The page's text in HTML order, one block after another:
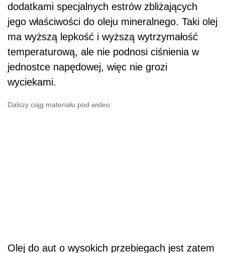
dodatkami specjalnych estrów zbliżających
jego właściwości do oleju mineralnego. Taki olej
ma wyższą lepkość i wyższą wytrzymałość
temperaturową, ale nie podnosi ciśnienia w
jednostce napędowej, więc nie grozi
wyciekami.
Dalszy ciąg materiału pod wideo
Olej do aut o wysokich przebiegach jest zatem